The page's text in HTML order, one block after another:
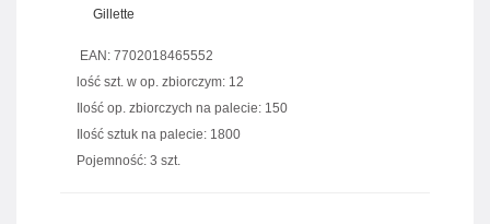
Gillette
EAN: 7702018465552
lość szt. w op. zbiorczym: 12
Ilość op. zbiorczych na palecie: 150
Ilość sztuk na palecie: 1800
Pojemność: 3 szt.